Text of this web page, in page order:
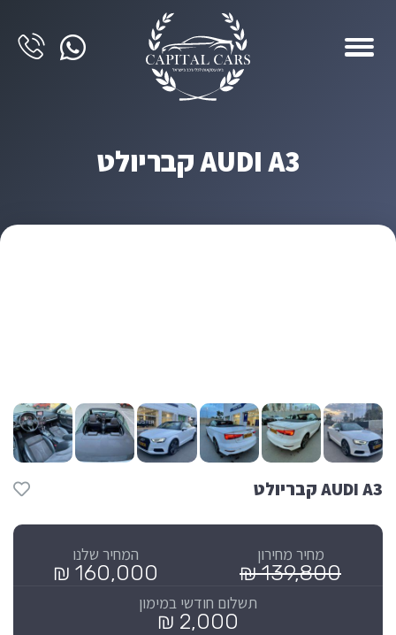
AUDI A3 קבריולט
AUDI A3 קבריולט
מחיר מחירון
139,800 ₪
המחיר שלנו
160,000 ₪
תשלום חודשי במימון
2,000 ₪